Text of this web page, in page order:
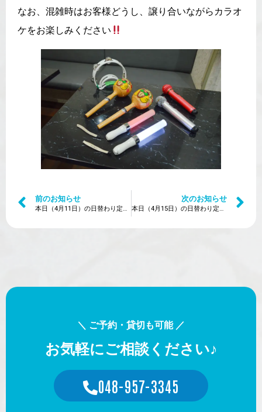
なお、混雑時はお客様どうし、譲り合いながらカラオ
ケをお楽しみください
前のお知らせ
本日（4月11日）の日替わり定食は？
次のお知らせ
本日（4月15日）の日替わり定食は？
＼ ご予約・貸切も可能 ／
お気軽にご相談ください♪
048-957-3345